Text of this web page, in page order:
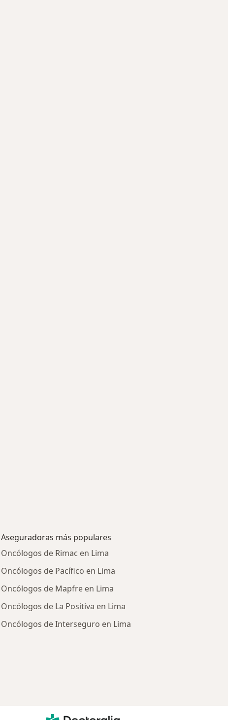
Aseguradoras más populares
Oncólogos de Rimac en Lima
Oncólogos de Pacífico en Lima
Oncólogos de Mapfre en Lima
Oncólogos de La Positiva en Lima
Oncólogos de Interseguro en Lima
Doctoralia - Página de inicio